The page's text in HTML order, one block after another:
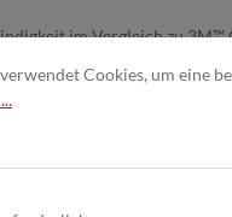
im Vergleich zu
mit verbesserter
schneller Lieferung
Cookies, um eine